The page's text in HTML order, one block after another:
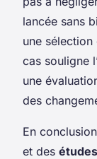
lancée sans
une sélection
cas souligne
une
des
En
et des